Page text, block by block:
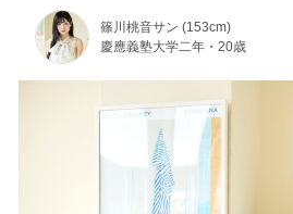
篠川桃音サン (153cm)
慶應義塾大学二年・20歳